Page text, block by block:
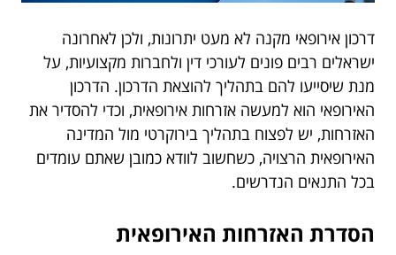
דרכון אירופאי מקנה לא מעט יתרונות, ולכן לאחרונה
ישראלים רבים פונים לעורכי דין ולחברות מקצועיות, על
מנת שיסייעו להם בתהליך להוצאת הדרכון. הדרכון
האירופאי הוא למעשה אזרחות אירופאית, וכדי להסדיר את
האזרחות, יש לפצוח בתהליך בירוקרטי מול המדינה
האירופאית הרצויה, כשחשוב לוודא כמובן שאתם עומדים
בכל התנאים הנדרשים.
הסדרת האזרחות האירופאית